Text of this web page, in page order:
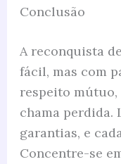
Conclusão
A reconquista
fácil, mas com
respeito mútuo,
chama perdida.
garantias, e
Concentre-se